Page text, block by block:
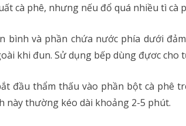
cà phê, nhưng nếu đổ quá nhiều tì cà
bình và phần chứa nước phía dưới
khi đun. Sử dụng bếp dùng đựơc cho
đầu thẩm thấu vào phần bột cà phê
này thường kéo dài khoảng 2-5 phút.